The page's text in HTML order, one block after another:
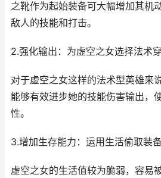
之靴作为起始装备可大幅增加其机
敌人的技能和打击。
2.强化输出：为虚空之女选择法术
对于虚空之女这样的法术型英雄来
能够有效进步她的技能伤害输出，
性。
3.增加生存能力：运用生活偷取装
虚空之女的生活值较为脆弱，容易